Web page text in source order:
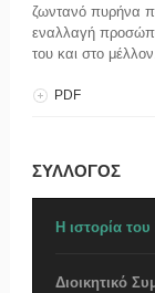
ζωντανό πυρήνα
εναλλαγή
του και στο
PDF
ΣΥΛΛΟΓΟΣ
Η ιστορία
Διοικητικό